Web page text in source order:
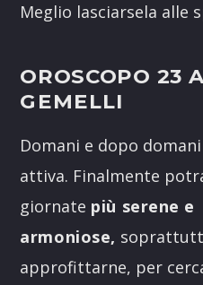
Meglio lasciarsela alle
OROSCOPO 23
GEMELLI
Domani e dopo
attiva. Finalmente
giornate più serene e
armoniose,
approfittarne, per